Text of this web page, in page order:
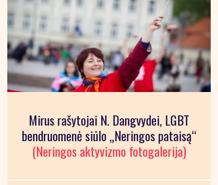
Mirus rašytojai N. Dangvydei, LGBT
bendruomenė siūlo „Neringos pataisą“
(Neringos aktyvizmo fotogalerija)